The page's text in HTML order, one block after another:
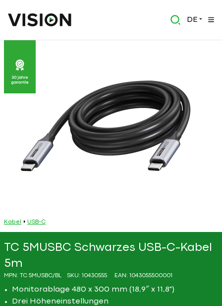
DE
Kabel USB-C
TC 5MUSBC Schwarzes USB-C-Kabel
5m
MPN: TC 5MUSBC/BL SKU: 10430555 EAN: 1043055500001
Monitorablage 480 x 300 mm (18,9″ x 11,8")
Drei Höheneinstellungen